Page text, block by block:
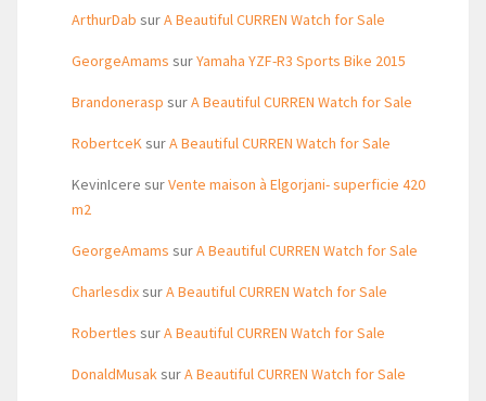
ArthurDab surA Beautiful CURREN Watch for Sale
GeorgeAmams surYamaha YZF-R3 Sports Bike 2015
Brandonerasp surA Beautiful CURREN Watch for Sale
RobertceKsurA Beautiful CURREN Watch for Sale
KevinIcere surVente maison à Elgorjani- superficie 420
m2
GeorgeAmams surA Beautiful CURREN Watch for Sale
CharlesdixsurA Beautiful CURREN Watch for Sale
Robertles surA Beautiful CURREN Watch for Sale
DonaldMusaksurA Beautiful CURREN Watch for Sale